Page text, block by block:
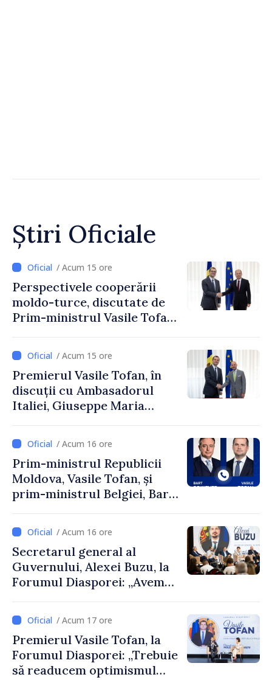
Știri Oficiale
/ Acum 15 ore
Perspectivele cooperării
moldo-turce, discutate de
Prim-ministrul Vasile Tofan
Uygar Mustafa Sertel
/ Acum 15 ore
Premierul Vasile Tofan, în
discuții cu Ambasadorul
Italiei, Giuseppe Maria
/ Acum 16 ore
Prim-ministrul Republicii
Moldova, Vasile Tofan, și
prim-ministrul Belgiei, Bart
despre parcursul european
al Republicii Moldova.
/ Acum 16 ore
Secretarul general al
Guvernului, Alexei Buzu, la
Forumul Diasporei: „Avem
dumneavoastră pentru a
construi comunități mai
puternice”
/ Acum 17 ore
Premierul Vasile Tofan, la
Forumul Diasporei: „Trebuie
să readucem optimismul